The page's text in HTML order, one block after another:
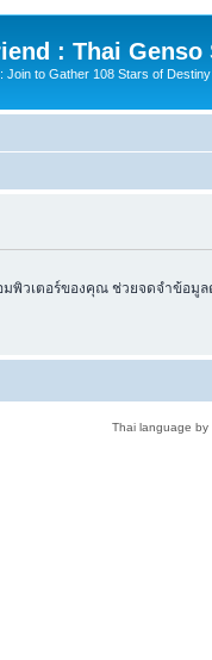
: Thai Genso
: Join to Gather 108 Stars of
พิวเตอร์ของคุณ ช่วยจดจำข้อมูล
Thai language by